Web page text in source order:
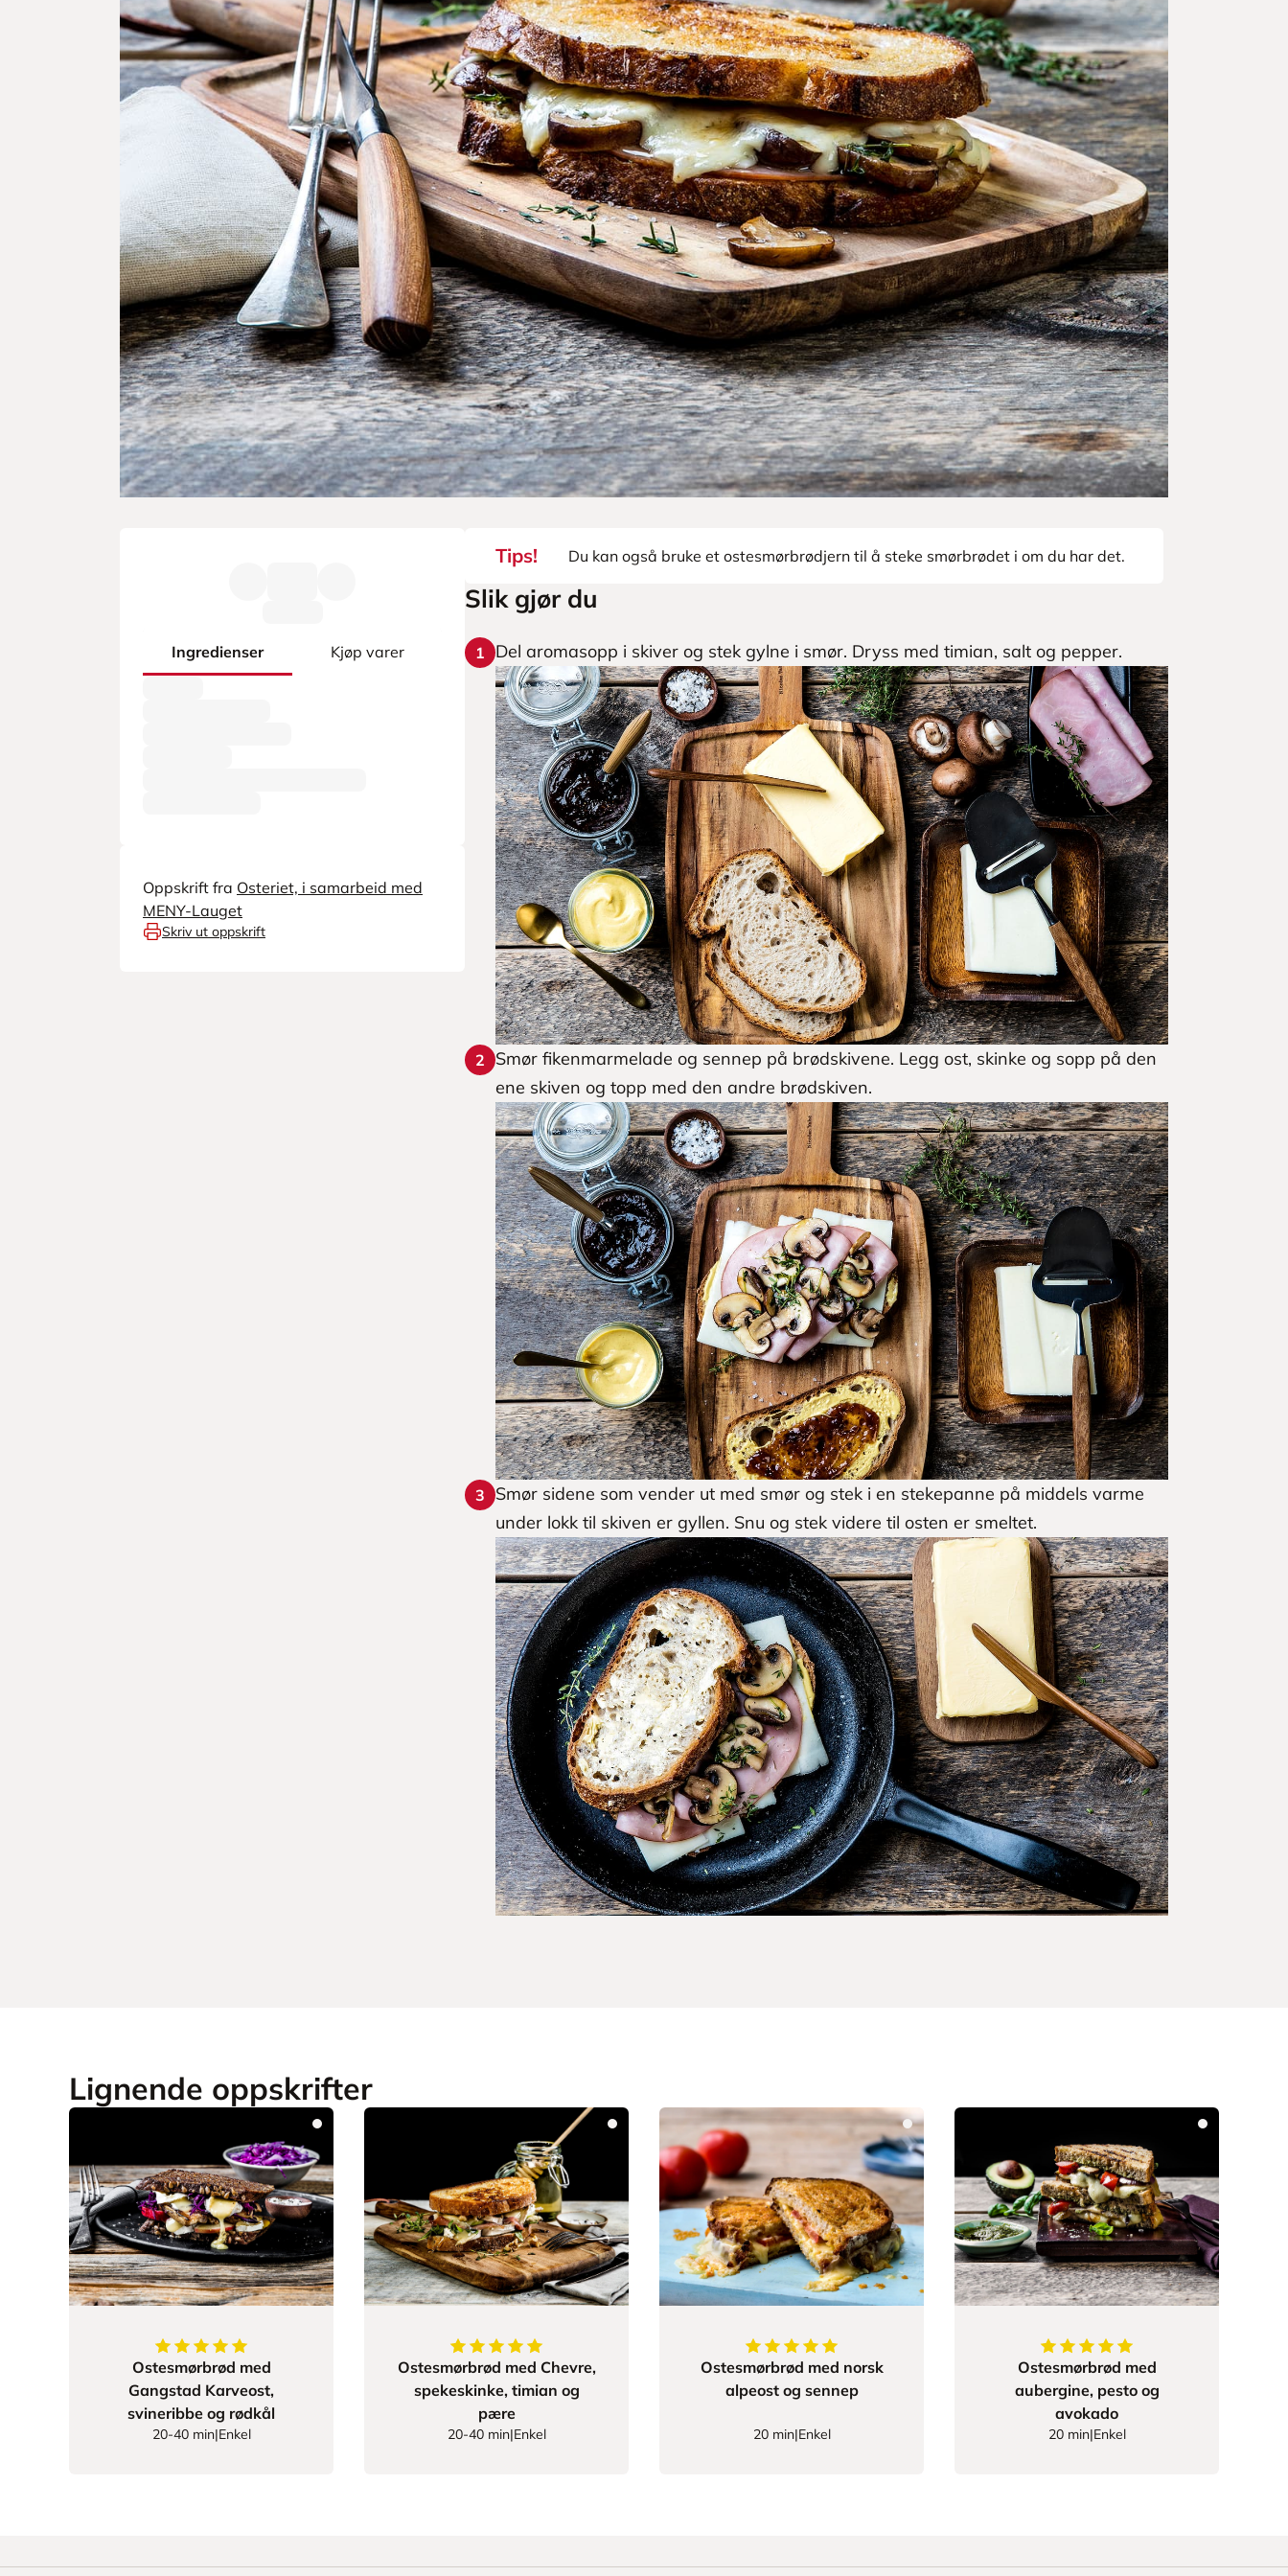
Ingredienser Kjøp varer
Oppskrift fra Osteriet, i samarbeid med
MENY-Lauget
Skriv ut oppskrift
Tips! Du kan også bruke et ostesmørbrødjern til å steke smørbrødet i om du har det.
Slik gjør du
1 Del aromasopp i skiver og stek gylne i smør. Dryss med timian, salt og pepper.
2
Smør fikenmarmelade og sennep på brødskivene. Legg ost, skinke og sopp på den
ene skiven og topp med den andre brødskiven.
3
Smør sidene som vender ut med smør og stek i en stekepanne på middels varme
under lokk til skiven er gyllen. Snu og stek videre til osten er smeltet.
Lignende oppskrifter
5av5stjerner
Ostesmørbrød med
Gangstad Karveost,
svineribbe og rødkål
20-40 min|Enkel
5av5stjerner
Ostesmørbrød med Chevre,
spekeskinke, timian og
pære
20-40 min|Enkel
5av5stjerner
Ostesmørbrød med norsk
alpeost og sennep
20 min|Enkel
5av5stjerner
Ostesmørbrød med
aubergine, pesto og
avokado
20 min|Enkel